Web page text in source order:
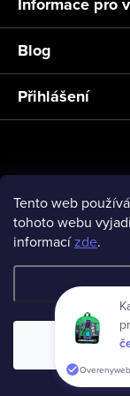
Tento web
tohoto webu
informacízde.
Blog
Přihlášení
Copyright 2026